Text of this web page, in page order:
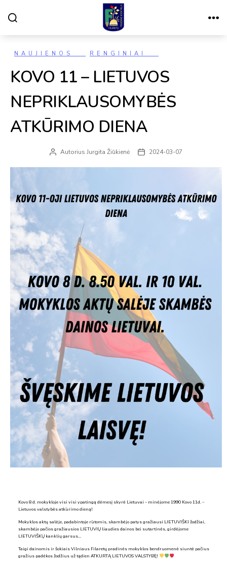
Kategorijos
NAUJIENOS RENGINIAI
KOVO 11 – LIETUVOS
NEPRIKLAUSOMYBĖS
ATKŪRIMO DIENA
ĮrašoAutoriusJurgita Žiūkienė
Įrašo2024-03-07
Kovo 8 d. mokykloje visi visi ypatingą dėmesį skyrė Lietuvai – minėjome 1990 Kovo 11d. –
Lietuvos valstybės atkūrimo dieną!
Mokyklos aktų salėje, padabintoje rūtomis, skambėjo patys gražiausi LIETUVIŠKI žodžiai,
skambėjo pačios gražiausios LIETUVIŲ liaudies dainos bei sutartinės, girdėjome
LIETUVIŠKŲ kanklių garsus…
Taigi dainomis ir šokiais Vilniaus Filaretų pradinės mokyklos bendruomenė siuntė pačius
gražius padėkos žodžius už tądien ATKURTĄ LIETUVOS VALSTYBĘ!